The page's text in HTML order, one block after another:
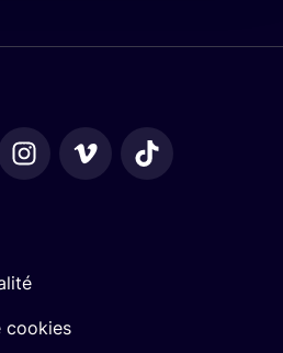
cookies